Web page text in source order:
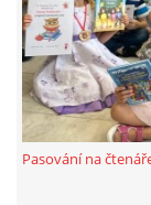
Pasování na